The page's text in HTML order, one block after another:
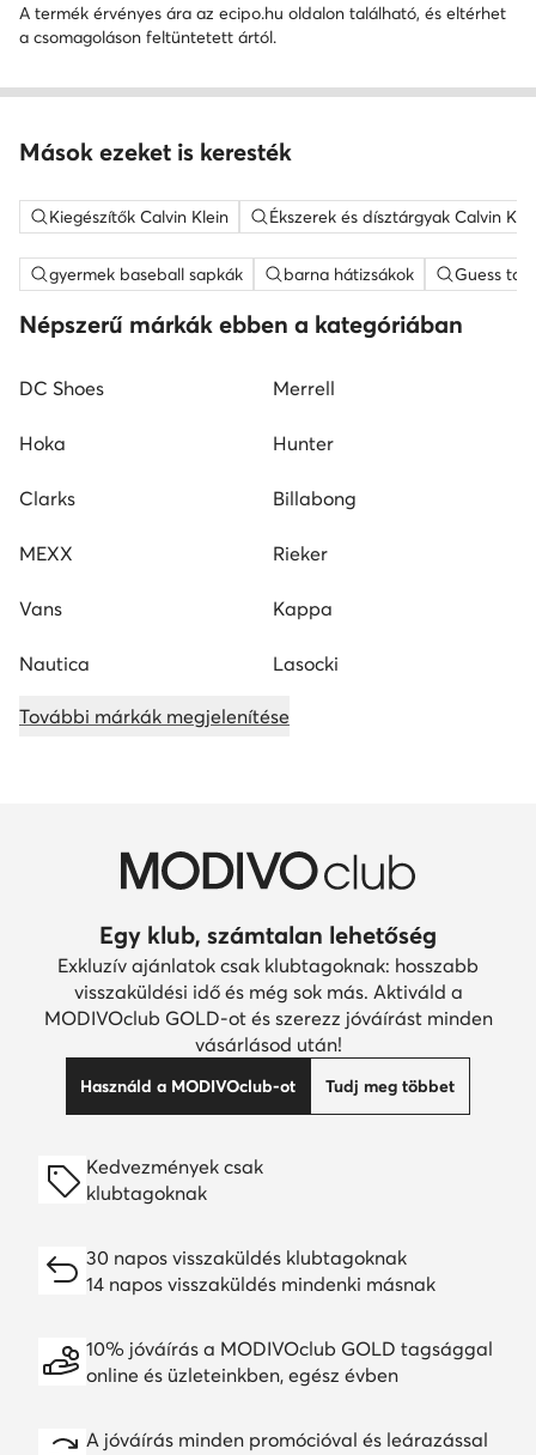
A termék érvényes ára az ecipo.hu oldalon található, és eltérhet
a csomagoláson feltüntetett ártól.
Mások ezeket is keresték
Kiegészítők Calvin Klein Ékszerek és dísztárgyak Calvin
gyermek baseball sapkák barna hátizsákok Guess
Népszerű márkák ebben a kategóriában
DC Shoes Merrell
Hoka Hunter
Clarks Billabong
MEXX Rieker
Vans Kappa
Nautica Lasocki
További márkák megjelenítése
Egy klub, számtalan lehetőség
Exkluzív ajánlatok csak klubtagoknak: hosszabb
visszaküldési idő és még sok más. Aktiváld a
MODIVOclub GOLD-ot és szerezz jóváírást minden
vásárlásod után!
Használd a MODIVOclub-ot Tudj meg többet
Kedvezmények csak
klubtagoknak
30 napos visszaküldés klubtagoknak
14 napos visszaküldés mindenki másnak
10% jóváírás a MODIVOclub GOLD tagsággal
online és üzleteinkben, egész évben
A jóváírás minden promócióval és leárazással